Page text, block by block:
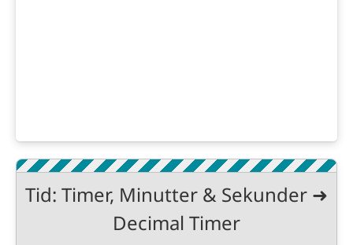
Tid: Timer, Minutter & Sekunder ➜
Decimal Timer